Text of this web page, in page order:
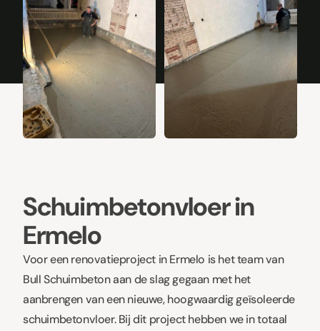
Schuimbetonvloer in
Ermelo
Voor een renovatieproject in Ermelo is het team van
Bull Schuimbeton aan de slag gegaan met het
aanbrengen van een nieuwe, hoogwaardig geïsoleerde
schuimbetonvloer. Bij dit project hebben we in totaal